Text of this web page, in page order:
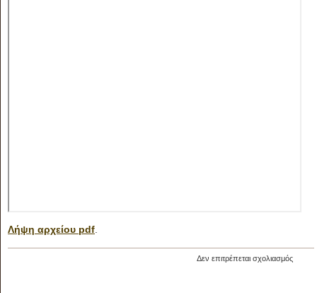
Λήψη αρχείου pdf
Δεν επιτρέπεται σχολιασμόςστο